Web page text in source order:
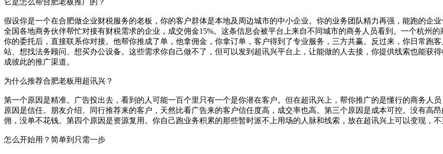
它是怎么帮合肥老板推广的？
假设你是一个在合肥做企业财税服务的老板，你的客户群体是本地及周边城市的中小企业。你的业务团队精力再强，能跑的企
全国各地商务伙伴帮忙对接有财税需求的企业，成交佣金15%。这条信息会被平台上来自不同城市的商务人员看到。一个杭州
你的委托后，直接联系你对接。他帮你推成了单，他拿佣金，你拿订单，客户得到了专业服务，三方共赢。反过来，你日常
站、想找法务顾问、想买办公设备。这些需求你自己做不了，但可以发到超讯兴平台上，让能做的人去接，你提供线索也能获
成彼此的推广渠道。
为什么推荐合肥老板用超讯兴？
第一个原因是精准。广告投出去，看到的人可能一百个里只有一个是你潜在客户。但在超讯兴上，帮你推广的是懂行的商务人
原因是信任。朋友介绍、同行推荐来的客户，天然比看广告来的客户信任度高，成交率也高。第三个原因是成本可控。没有高
佣，没单不花钱。第四个原因是资源复用。你自己跑业务积累的那些暂时派不上用场的人脉和线索，放在超讯兴上可以变现，不
怎么开始用？简单到只需一步